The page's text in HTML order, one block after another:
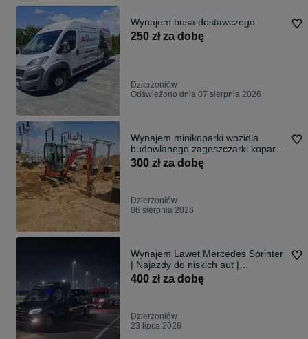
Wynajem busa dostawczego
250 zł za dobę
Dzierżoniów
Odświeżono dnia 07 sierpnia 2026
Wynajem minikoparki wozidla
budowlanego zageszczarki koparki
usługi koparko-ładowarką JCB 3CX
300 zł za dobę
Dzierżoniów
06 sierpnia 2026
Wynajem Lawet Mercedes Sprinter
| Najazdy do niskich aut |
Przyczepy
400 zł za dobę
Dzierżoniów
23 lipca 2026